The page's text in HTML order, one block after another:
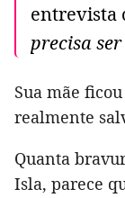
entrevista
precisa
Sua mãe
realmente
Quanta
Isla, parece